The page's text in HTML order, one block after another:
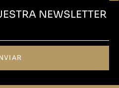
NEWSLETTER